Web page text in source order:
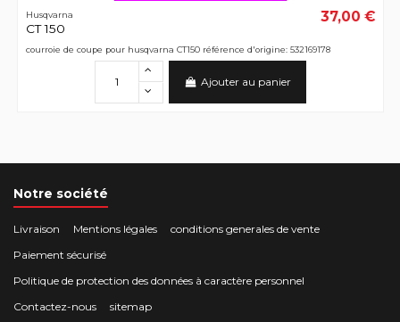
Husqvarna
CT 150
37,00 €
courroie de coupe pour husqvarna CT150 référence d'origine: 532169178
Ajouter au panier
Notre société
Livraison Mentions légales
conditions generales de vente
Paiement sécurisé
Politique de protection des données à caractère personnel
Contactez-nous
sitemap